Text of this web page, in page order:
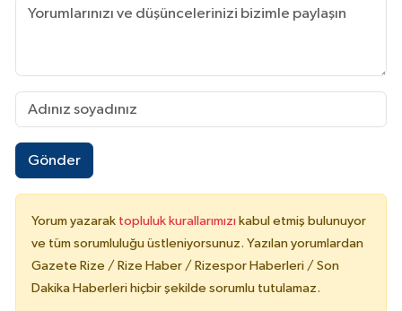
Gönder
Yorum yazarak topluluk kurallarımızı kabul etmiş bulunuyor
ve tüm sorumluluğu üstleniyorsunuz. Yazılan yorumlardan
Gazete Rize / Rize Haber / Rizespor Haberleri / Son
Dakika Haberleri hiçbir şekilde sorumlu tutulamaz.